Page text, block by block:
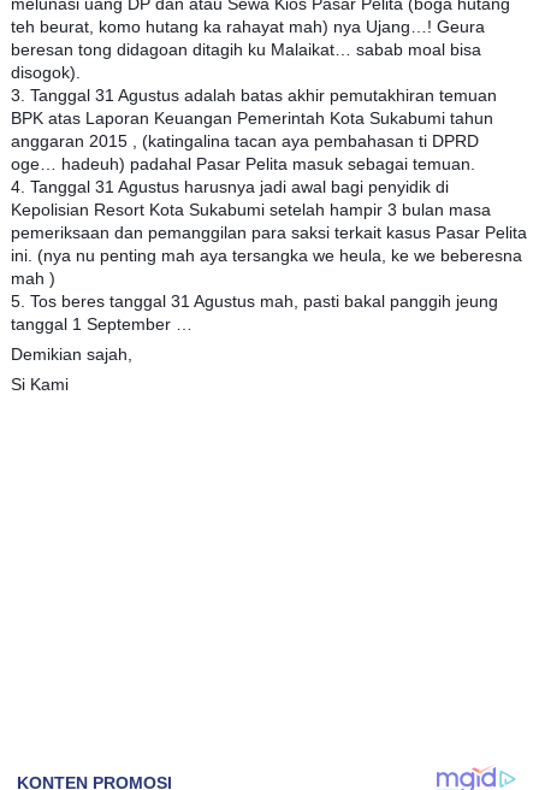
melunasi uang DP dan atau Sewa Kios Pasar Pelita (boga hutang
teh beurat, komo hutang ka rahayat mah) nya Ujang…! Geura
beresan tong didagoan ditagih ku Malaikat… sabab moal bisa
disogok).
3. Tanggal 31 Agustus adalah batas akhir pemutakhiran temuan
BPK atas Laporan Keuangan Pemerintah Kota Sukabumi tahun
anggaran 2015 , (katingalina tacan aya pembahasan ti DPRD
oge… hadeuh) padahal Pasar Pelita masuk sebagai temuan.
4. Tanggal 31 Agustus harusnya jadi awal bagi penyidik di
Kepolisian Resort Kota Sukabumi setelah hampir 3 bulan masa
pemeriksaan dan pemanggilan para saksi terkait kasus Pasar Pelita
ini. (nya nu penting mah aya tersangka we heula, ke we beberesna
mah )
5. Tos beres tanggal 31 Agustus mah, pasti bakal panggih jeung
tanggal 1 September …
Demikian sajah,
Si Kami